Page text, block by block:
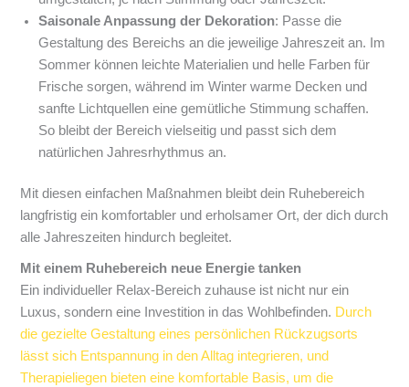
Saisonale Anpassung der Dekoration: Passe die
Gestaltung des Bereichs an die jeweilige Jahreszeit an. Im
Sommer können leichte Materialien und helle Farben für
Frische sorgen, während im Winter warme Decken und
sanfte Lichtquellen eine gemütliche Stimmung schaffen.
So bleibt der Bereich vielseitig und passt sich dem
natürlichen Jahresrhythmus an.
Mit diesen einfachen Maßnahmen bleibt dein Ruhebereich
langfristig ein komfortabler und erholsamer Ort, der dich durch
alle Jahreszeiten hindurch begleitet.
Mit einem Ruhebereich neue Energie tanken
Ein individueller Relax-Bereich zuhause ist nicht nur ein
Luxus, sondern eine Investition in das Wohlbefinden. Durch
die gezielte Gestaltung eines persönlichen Rückzugsorts
lässt sich Entspannung in den Alltag integrieren, und
Therapieliegen bieten eine komfortable Basis, um die